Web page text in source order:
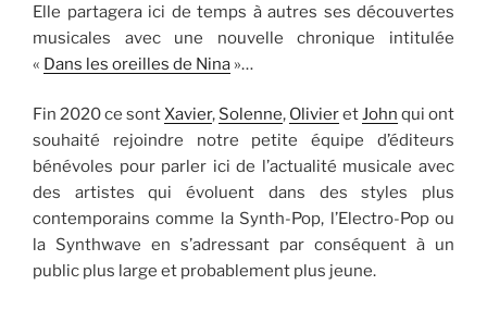
Elle partagera ici de temps à autres ses découvertes
musicales avec une nouvelle chronique intitulée
« Dans les oreilles de Nina »…
Fin 2020 ce sontXavier, Solenne, OlivieretJohn qui ont
souhaité rejoindre notre petite équipe d’éditeurs
bénévoles pour parler ici de l’actualité musicale avec
des artistes qui évoluent dans des styles plus
contemporains comme la Synth-Pop, l’Electro-Pop ou
la Synthwave en s’adressant par conséquent à un
public plus large et probablement plus jeune.